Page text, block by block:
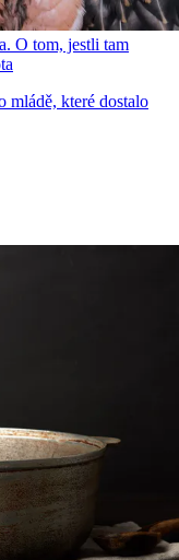
O tom, jestli tam
mládě, které dostalo